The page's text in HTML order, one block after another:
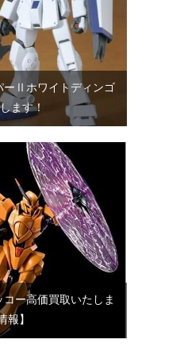
Ⅱホワイトディンゴ
ます！
ー高価買取いたしま
報】